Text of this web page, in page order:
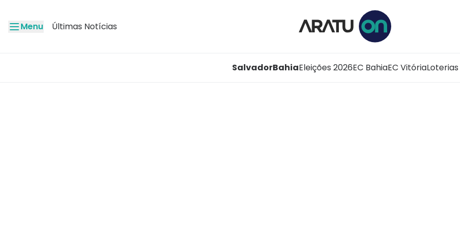
Menu Últimas Notícias
SalvadorBahiaEleições 2026EC BahiaEC VitóriaLoterias